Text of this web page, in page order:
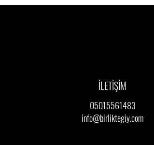
İLETİŞİM
05015561483
info@birliktegiy.com